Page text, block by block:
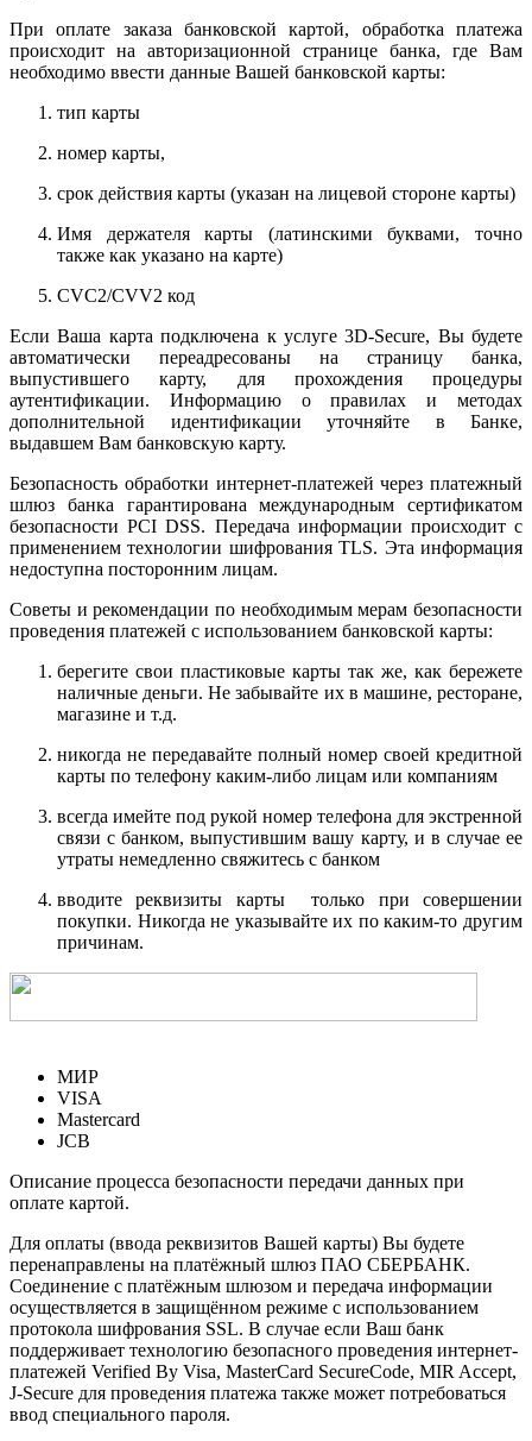
При оплате заказа банковской картой, обработка платежа
происходит на авторизационной странице банка, где Вам
необходимо ввести данные Вашей банковской карты:
тип карты
номер карты,
срок действия карты (указан на лицевой стороне карты)
Имя держателя карты (латинскими буквами, точно
также как указано на карте)
CVC2/CVV2 код
Если Ваша карта подключена к услуге 3D-Secure, Вы будете
автоматически переадресованы на страницу банка,
выпустившего карту, для прохождения процедуры
аутентификации. Информацию о правилах и методах
дополнительной идентификации уточняйте в Банке,
выдавшем Вам банковскую карту.
Безопасность обработки интернет-платежей через платежный
шлюз банка гарантирована международным сертификатом
безопасности PCI DSS. Передача информации происходит с
применением технологии шифрования TLS. Эта информация
недоступна посторонним лицам.
Советы и рекомендации по необходимым мерам безопасности
проведения платежей с использованием банковской карты:
берегите свои пластиковые карты так же, как бережете
наличные деньги. Не забывайте их в машине, ресторане,
магазине и т.д.
никогда не передавайте полный номер своей кредитной
карты по телефону каким-либо лицам или компаниям
всегда имейте под рукой номер телефона для экстренной
связи с банком, выпустившим вашу карту, и в случае ее
утраты немедленно свяжитесь с банком
вводите реквизиты карты только при совершении
покупки. Никогда не указывайте их по каким-то другим
причинам.
МИР
VISA
Mastercard
JCB
Описание процесса безопасности передачи данных при
оплате картой.
Для оплаты (ввода реквизитов Вашей карты) Вы будете
перенаправлены на платёжный шлюз ПАО СБЕРБАНК.
Соединение с платёжным шлюзом и передача информации
осуществляется в защищённом режиме с использованием
протокола шифрования SSL. В случае если Ваш банк
поддерживает технологию безопасного проведения интернет-
платежей Verified By Visa, MasterCard SecureCode, MIR Accept,
J-Secure для проведения платежа также может потребоваться
ввод специального пароля.